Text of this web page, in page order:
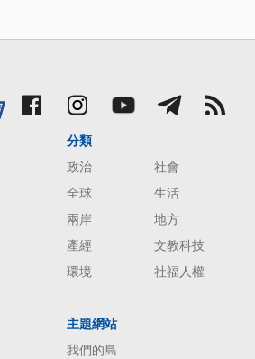
分類
政治
社會
全球
生活
兩岸
地方
產經
文教科技
環境
社福人權
主題網站
我們的島